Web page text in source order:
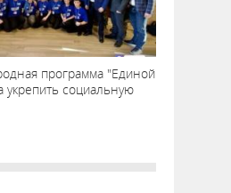
программа "Единой
укрепить социальную